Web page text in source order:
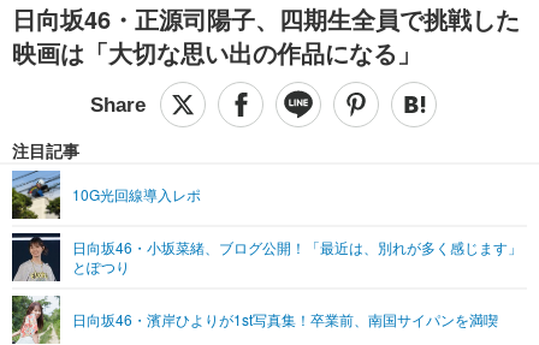
IT・デジタルTOP スマートフォン
ガジェット・ツール
ショッピング その他
SPEED TEST
エンタメTOP 映画・ドラマ
グラビア
ショッピング その他
ライフTOP
その他
リリース一覧
プッシュ通知の停止方法
日向坂46・正源司陽子、四期生全員で挑戦した
映画は「大切な思い出の作品になる」
注目記事
10G光回線導入レポ
日向坂46・小坂菜緒、ブログ公開！「最近は、別れが多く感じます」
とぽつり
日向坂46・濱岸ひよりが1st写真集！卒業前、南国サイパンを満喫